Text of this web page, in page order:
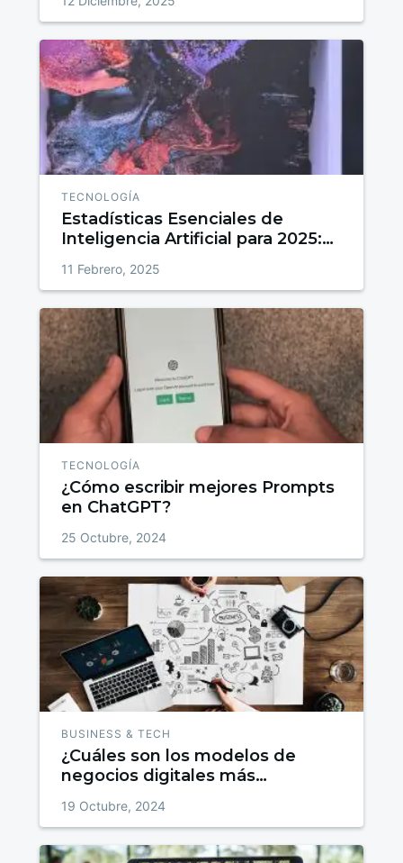
TECNOLOGÍA
Estadísticas Esenciales de
Inteligencia Artificial para 2025:
11 Febrero, 2025
TECNOLOGÍA
¿Cómo escribir mejores Prompts
en ChatGPT?
25 Octubre, 2024
BUSINESS & TECH
¿Cuáles son los modelos de
negocios digitales más
19 Octubre, 2024